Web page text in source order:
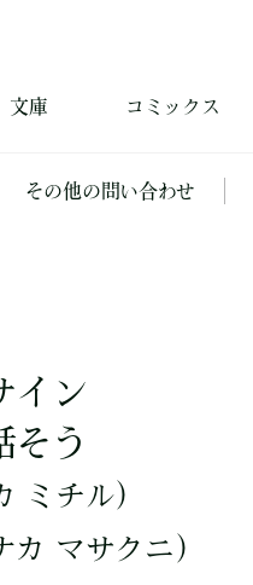
文庫 コミックス
その他の問い合わせ
イン
そう
ミチル）
カ マサクニ）